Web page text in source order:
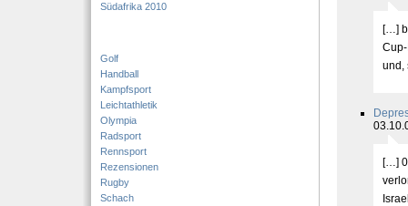
Südafrika 2010
Golf
Handball
Kampfsport
Leichtathletik
Olympia
Radsport
Rennsport
Rezensionen
Rugby
Schach
[…]
und,
[…]